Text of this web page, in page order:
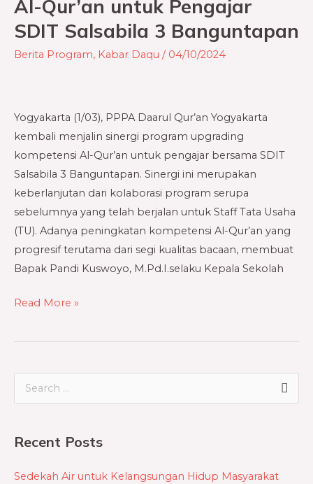
Al-Qur’an untuk Pengajar
SDIT Salsabila 3 Banguntapan
Berita Program, Kabar Daqu / 04/10/2024
Yogyakarta (1/03), PPPA Daarul Qur’an Yogyakarta
kembali menjalin sinergi program upgrading
kompetensi Al-Qur’an untuk pengajar bersama SDIT
Salsabila 3 Banguntapan. Sinergi ini merupakan
keberlanjutan dari kolaborasi program serupa
sebelumnya yang telah berjalan untuk Staff Tata Usaha
(TU). Adanya peningkatan kompetensi Al-Qur’an yang
progresif terutama dari segi kualitas bacaan, membuat
Bapak Pandi Kuswoyo, M.Pd.I.selaku Kepala Sekolah
Kompetensi
Al-
Qur’an
SDIT
Salsabila
3
Banguntapan
Read More »
c
Recent Posts
Sedekah Air untuk Kelangsungan Hidup Masyarakat